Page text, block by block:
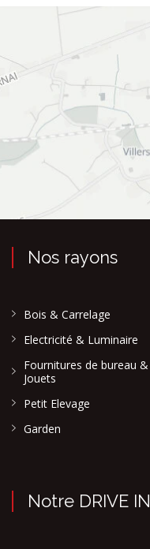
Nos rayons
Bois & Carrelage
Electricité & Luminaire
Fournitures de bureau &
Jouets
Petit Elevage
Garden
Notre DRIVE IN